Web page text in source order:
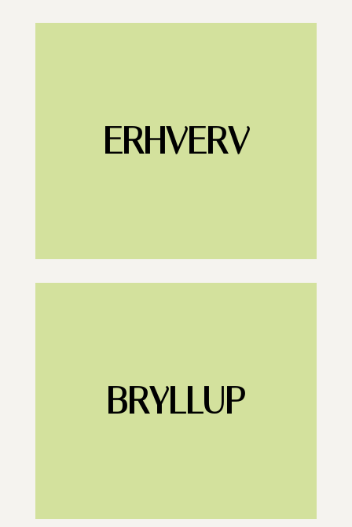
ERHVERV
BRYLLUP